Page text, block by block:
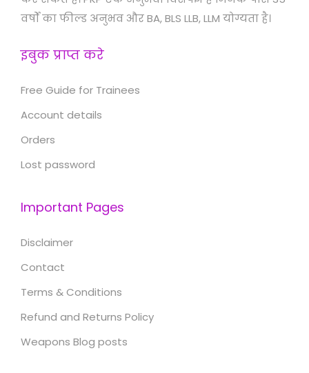
वर्षों का फील्ड अनुभव और BA, BLS LLB, LLM योग्यता है।
इबुक प्राप्त करे
Free Guide for Trainees
Account details
Orders
Lost password
Important Pages
Disclaimer
Contact
Terms & Conditions
Refund and Returns Policy
Weapons Blog posts